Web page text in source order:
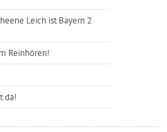
Leich ist Bayern 2
Reinhören!
da!